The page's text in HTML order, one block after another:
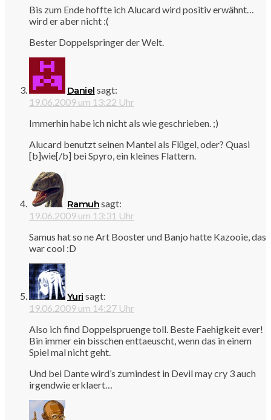
Bis zum Ende hoffte ich Alucard wird positiv erwähnt…
wird er aber nicht :(
Bester Doppelspringer der Welt.
Daniel sagt:
19.06.2009 um 13:22 Uhr
Immerhin habe ich nicht als wie geschrieben. ;)
Alucard benutzt seinen Mantel als Flügel, oder? Quasi
[b]wie[/b] bei Spyro, ein kleines Flattern.
Ramuhsagt:
19.06.2009 um 13:31 Uhr
Samus hat so ne Art Booster und Banjo hatte Kazooie, das
war cool :D
Yuri sagt:
19.06.2009 um 14:27 Uhr
Also ich find Doppelspruenge toll. Beste Faehigkeit ever!
Bin immer ein bisschen enttaeuscht, wenn das in einem
Spiel mal nicht geht.
Und bei Dante wird’s zumindest in Devil may cry 3 auch
irgendwie erklaert…